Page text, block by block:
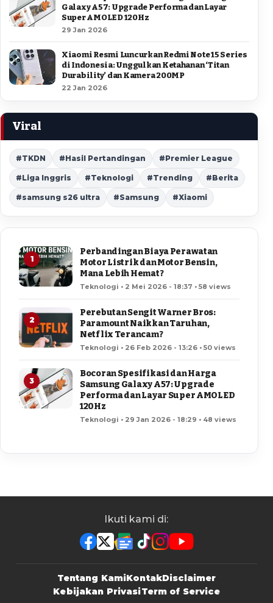
Galaxy A57: Upgrade Performa dan Layar
Super AMOLED 120Hz
29 Jan 2026
Xiaomi Resmi Luncurkan Redmi Note 15 Series
di Indonesia: Unggulkan Ketahanan ‘Titan
Durability’ dan Kamera 200MP
22 Jan 2026
Viral
#TKDN #Hasil Pertandingan #Premier League
#Liga Inggris #Teknologi #Trending #Berita
#samsung s26 ultra #Samsung #Xiaomi
1
Perbandingan Biaya Perawatan
Motor Listrik dan Motor Bensin,
Mana Lebih Hemat?
Teknologi • 2 Mei 2026 - 18:37 • 58 views
2
Perebutan Sengit Warner Bros:
Paramount Naikkan Taruhan,
Netflix Terancam?
Teknologi • 26 Feb 2026 - 13:26 • 50 views
3
Bocoran Spesifikasi dan Harga
Samsung Galaxy A57: Upgrade
Performa dan Layar Super AMOLED
120Hz
Teknologi • 29 Jan 2026 - 18:29 • 48 views
Ikuti kami di:
Tentang KamiKontakDisclaimer
Kebijakan PrivasiTerm of Service